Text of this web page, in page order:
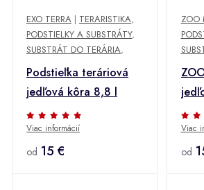
EXO TERRA | TERARISTIKA,
PODSTIELKY A SUBSTRÁTY,
SUBSTRÁT DO TERÁRIA,
Podstieľka teráriová
jedľová kôra 8,8 l
Viac informácií
od 15 €
ZOO
Viac
od